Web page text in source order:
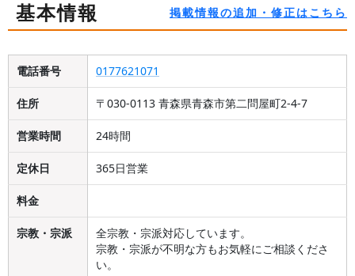
基本情報 掲載情報の追加・修正はこちら
電話番号 0177621071
住所 〒030-0113 青森県青森市第二問屋町2-4-7
営業時間 24時間
定休日 365日営業
料金
宗教・宗派
全宗教・宗派対応しています。
宗教・宗派が不明な方もお気軽にご相談くださ
い。